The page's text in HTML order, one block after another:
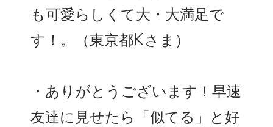
も可愛らしくて大・大満足で
す！。（東京都Kさま）
・ありがとうございます！早速
友達に見せたら「似てる」と好